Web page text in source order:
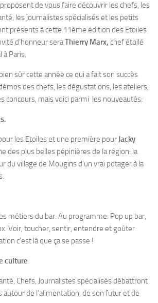
proposent de vous faire découvrir les chefs, les
les journalistes spécialisés et les petits
présents à cette 11ème édition des Etoiles
d’honneur seraThierry Marx, chef étoilé
à Paris.
sûr cette année ce qui a fait son succès
des chefs, les dégustations, les ateliers,
concours, mais voici parmi les nouveautés:
les Etoiles et une première pour Jacky
des plus belles pépinières de la région: la
du village de Mougins d’un vrai potager à la
métiers du bar. Au programme: Pop up bar,
Voir, toucher, sentir, entendre et goûter
c’est là que ça se passe !
culture
Chefs, Journalistes spécialisés débattront
autour de l’alimentation, de son futur et de